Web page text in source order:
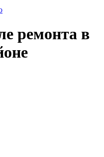
ремонта в